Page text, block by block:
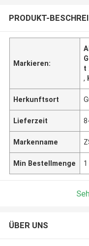
PRODUKT-
Markieren:
t
,
Herkunftsort
Lieferzeit
Markenname
Min Bestellmenge
ÜBER UNS